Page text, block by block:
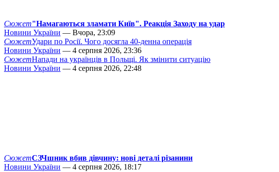
Сюжет"Намагаються зламати Київ". Реакція Заходу на удар
Новини України — Вчора, 23:09
СюжетУдари по Росії. Чого досягла 40-денна операція
Новини України — 4 серпня 2026, 23:36
СюжетНапади на українців в Польщі. Як змінити ситуацію
Новини України — 4 серпня 2026, 22:48
СюжетСЗЧшник вбив дівчину: нові деталі різанини
Новини України — 4 серпня 2026, 18:17